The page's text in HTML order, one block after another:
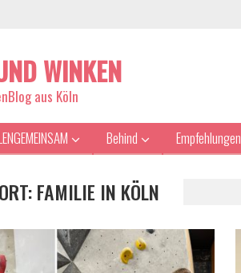
WINKEN
aus Köln
Behind Empfehlungen
FAMILIE IN KÖLN